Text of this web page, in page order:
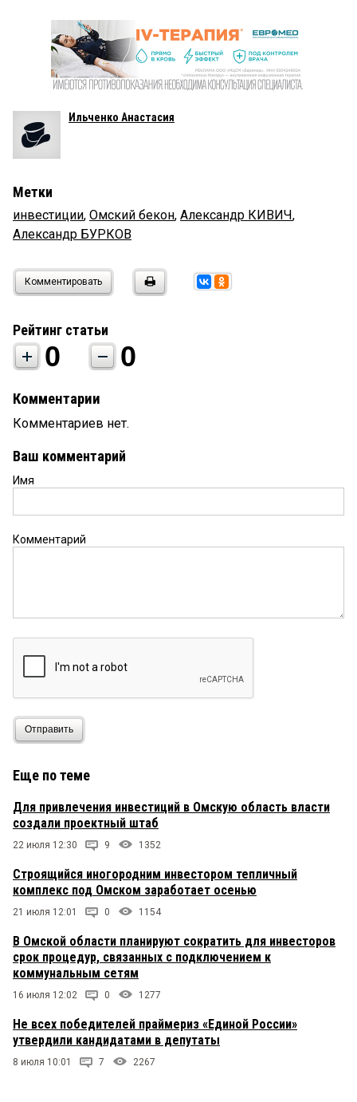
Ильченко Анастасия
Метки
инвестиции, Омский бекон, Александр КИВИЧ,
Александр БУРКОВ
Комментировать
Рейтинг статьи
0 0
Комментарии
Комментариев нет.
Ваш комментарий
Имя
Комментарий
Отправить
Еще по теме
Для привлечения инвестиций в Омскую область власти
создали проектный штаб
22 июля 12:30 9 1352
Строящийся иногородним инвестором тепличный
комплекс под Омском заработает осенью
21 июля 12:01 0 1154
В Омской области планируют сократить для инвесторов
срок процедур, связанных с подключением к
коммунальным сетям
16 июля 12:02 0 1277
Не всех победителей праймериз «Единой России»
утвердили кандидатами в депутаты
8 июля 10:01 7 2267